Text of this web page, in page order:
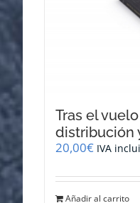
Tras el
distribución
20,00€ IVA
Añadir al carrito